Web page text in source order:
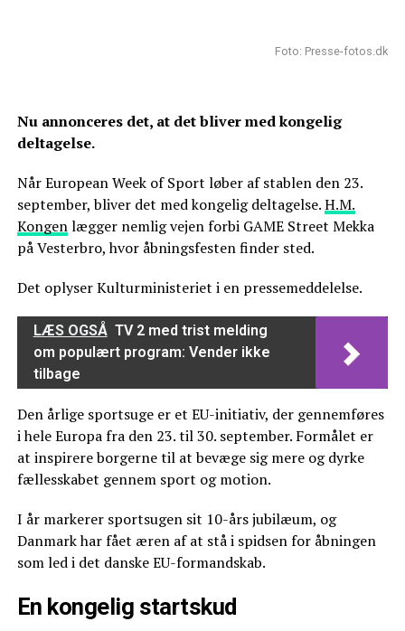
Foto: Presse-fotos.dk
Nu annonceres det, at det bliver med kongelig
deltagelse.
Når European Week of Sport løber af stablen den 23.
september, bliver det med kongelig deltagelse.H.M.
Kongenlægger nemlig vejen forbi GAME Street Mekka
på Vesterbro, hvor åbningsfesten finder sted.
Det oplyser Kulturministeriet i en pressemeddelelse.
LÆS OGSÅ TV 2 med trist melding
om populært program: Vender ikke
tilbage
Den årlige sportsuge er et EU-initiativ, der gennemføres
i hele Europa fra den 23. til 30. september. Formålet er
at inspirere borgerne til at bevæge sig mere og dyrke
fællesskabet gennem sport og motion.
I år markerer sportsugen sit 10-års jubilæum, og
Danmark har fået æren af at stå i spidsen for åbningen
som led i det danske EU-formandskab.
En kongelig startskud